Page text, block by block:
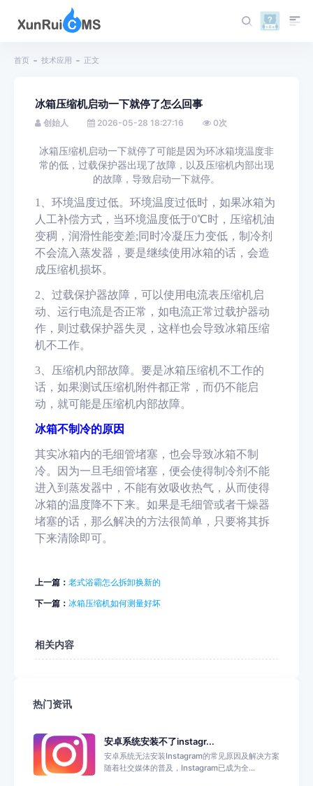
首页 技术应用 正文
冰箱压缩机启动一下就停了怎么回事
创始人 2026-05-28 18:27:16 0次
冰箱压缩机启动一下就停了可能是因为环冰箱境温度非
常的低，过载保护器出现了故障，以及压缩机内部出现
的故障，导致启动一下就停。
1、环境温度过低。环境温度过低时，如果冰箱为
人工补偿方式，当环境温度低于0℃时，压缩机油
变稠，润滑性能变差;同时冷凝压力变低，制冷剂
不会流入蒸发器，要是继续使用冰箱的话，会造
成压缩机损坏。
2、过载保护器故障，可以使用电流表压缩机启
动、运行电流是否正常，如电流正常过载护器动
作，则过载保护器失灵，这样也会导致冰箱压缩
机不工作。
3、压缩机内部故障。要是冰箱压缩机不工作的
话，如果测试压缩机附件都正常，而仍不能启
动，就可能是压缩机内部故障。
冰箱不制冷的原因
其实冰箱内的毛细管堵塞，也会导致冰箱不制
冷。因为一旦毛细管堵塞，便会使得制冷剂不能
进入到蒸发器中，不能有效吸收热气，从而使得
冰箱的温度降不下来。如果是毛细管或者干燥器
堵塞的话，那么解决的方法很简单，只要将其拆
下来清除即可。
上一篇： 老式浴霸怎么拆卸换新的
下一篇： 冰箱压缩机如何测量好坏
相关内容
热门资讯
安卓系统安装不了instagr...
安卓系统无法安装Instagram的常见原因及解决方案
随着社交媒体的普及，Instagram已成为全...